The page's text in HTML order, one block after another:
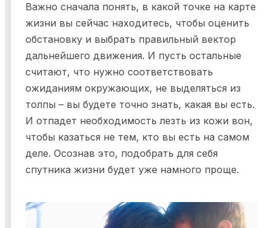
Важно сначала понять, в какой точке на карте
жизни вы сейчас находитесь, чтобы оценить
обстановку и выбрать правильный вектор
дальнейшего движения. И пусть остальные
считают, что нужно соответствовать
ожиданиям окружающих, не выделяться из
толпы – вы будете точно знать, какая вы есть.
И отпадет необходимость лезть из кожи вон,
чтобы казаться не тем, кто вы есть на самом
деле. Осознав это, подобрать для себя
спутника жизни будет уже намного проще.